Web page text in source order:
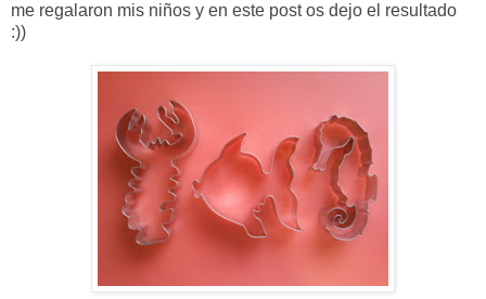
me regalaron mis niños y en este post os dejo el resultado
:))